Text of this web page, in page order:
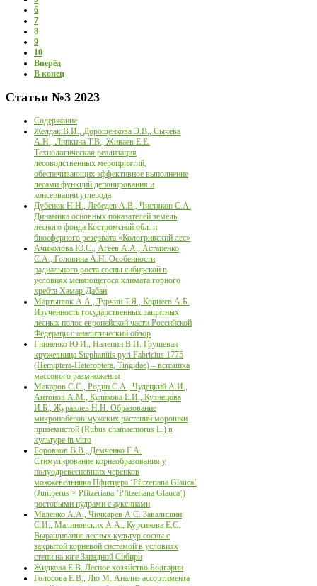
6
7
8
9
10
Вперёд
В конец
Статьи №3 2023
Содержание
Желдак В.И., Дорощенкова Э.В., Сычева
А.Н., Липкина Т.В., Живаев Е.Е.
Технологическая реализация
лесоводственных мероприятий,
обеспечивающих эффективное выполнение
лесами функций депонирования и
консервации углерода
Дубенок Н.Н., Лебедев А.В., Чистяков С.А.
Динамика основных показателей земель
лесного фонда Костромской обл. и
биосферного резервата «Кологривский лес»
Ачиколова Ю.С., Агеев А.А., Астапенко
С.А., Головина А.Н. Особенности
радиального роста сосны сибирской в
условиях меняющегося климата горного
хребта Хамар-Дабан
Мартынюк А.А., Турчин Т.Я., Корнеев А.Б.
Изученность государственных защитных
лесных полос европейской части Российской
Федерации: аналитический обзор
Гниненко Ю.И., Налепин В.П. Грушевая
кружевница Stephanitis pyri Fabricius 1775
(Hemiptera-Heteroptera, Tingidaе) – вспышка
массового размножения
Макаров С.С., Родин С.А., Чудецкий А.И.,
Антонов А.М., Куликова Е.И., Кузнецова
И.Б., Журавлев Н.Н. Образование
микропобегов мужских растений морошки
приземистой (Rubus chamaemorus L.) в
культуре in vitro
Боровков В.В., Демченко Г.А.
Стимулирование корнеобразования у
полуодревесневших черенков
можжевельника Пфитцера ‘Pfitzeriana Glauca’
(Juniperus × Pfitzeriana ‘Pfitzeriana Glauca’)
ростовыми пудрами с ауксинами
Маленко А.А., Чичкарев А.С. Завалишин
С.И., Малиновских А.А., Курсикова Е.С.
Выращивание лесных культур сосны с
закрытой корневой системой в условиях
степи на юге Западной Сибири
Жидкова Е.В. Лесное хозяйство Болгарии
Голосова Е.В., Лю М. Анализ ассортимента